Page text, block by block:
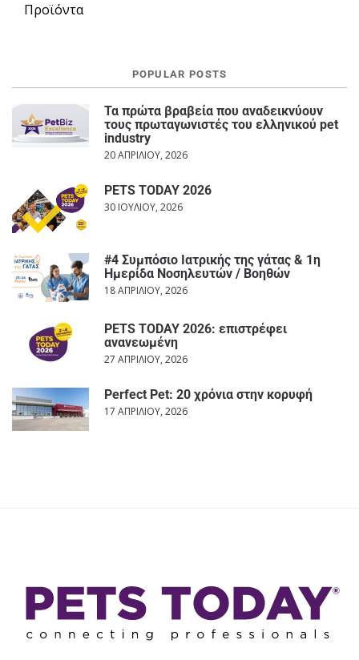
Προϊόντα
POPULAR POSTS
Τα πρώτα βραβεία που αναδεικνύουν
τους πρωταγωνιστές του ελληνικού pet
industry
20 ΑΠΡΙΛΊΟΥ, 2026
PETS TODAY 2026
30 ΙΟΥΛΊΟΥ, 2026
#4 Συμπόσιο Ιατρικής της γάτας & 1η
Ημερίδα Νοσηλευτών / Βοηθών
18 ΑΠΡΙΛΊΟΥ, 2026
PETS TODAY 2026: επιστρέφει
ανανεωμένη
27 ΑΠΡΙΛΊΟΥ, 2026
Perfect Pet: 20 χρόνια στην κορυφή
17 ΑΠΡΙΛΊΟΥ, 2026